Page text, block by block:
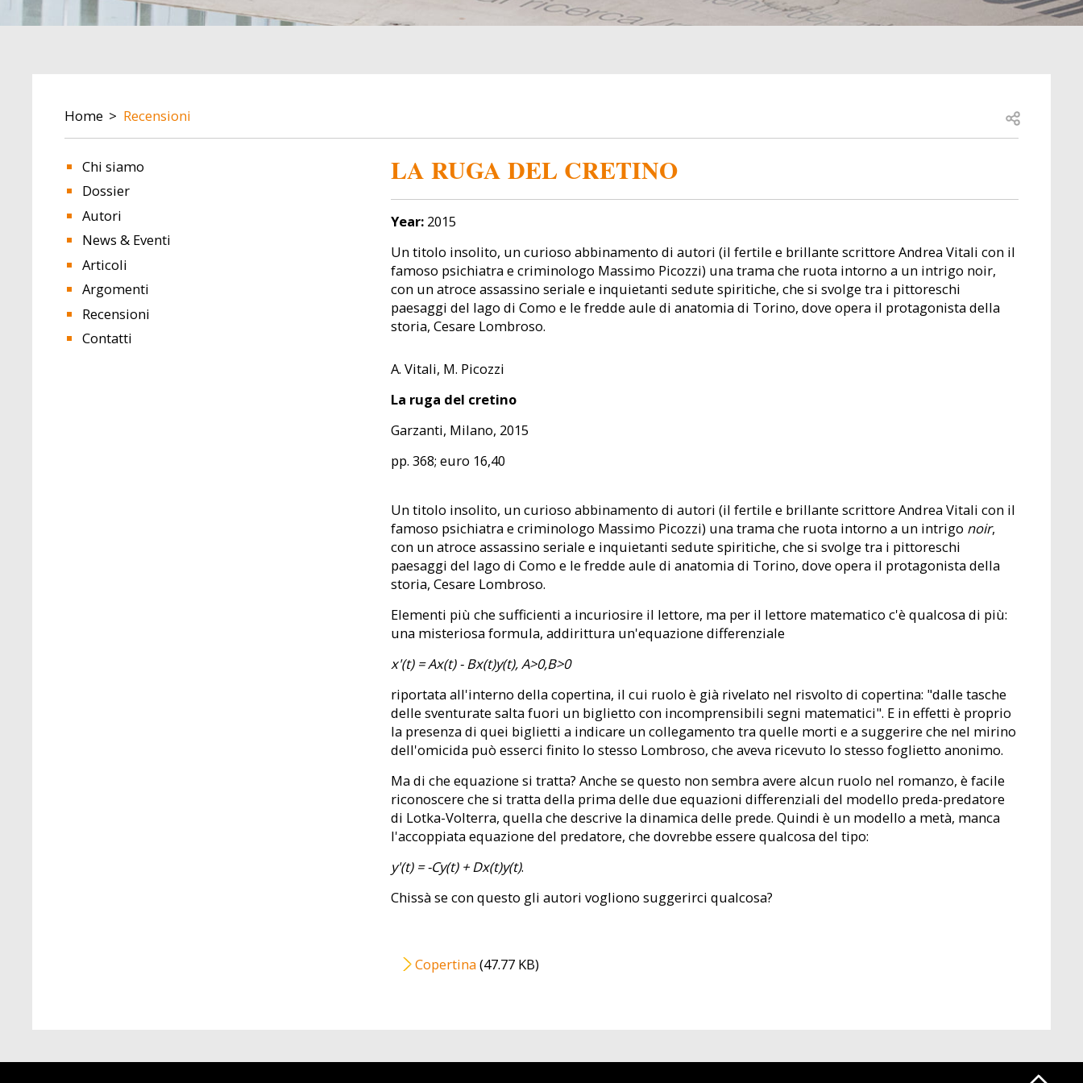
BREADCRUMB
Home Recensioni Open share
Chi siamo
Dossier
Autori
News & Eventi
Articoli
Argomenti
Recensioni
Contatti
LA RUGA DEL CRETINO
Year:2015
Un titolo insolito, un curioso abbinamento di autori (il fertile e brillante scrittore Andrea Vitali con il
famoso psichiatra e criminologo Massimo Picozzi) una trama che ruota intorno a un intrigo noir,
con un atroce assassino seriale e inquietanti sedute spiritiche, che si svolge tra i pittoreschi
paesaggi del lago di Como e le fredde aule di anatomia di Torino, dove opera il protagonista della
storia, Cesare Lombroso.
A. Vitali, M. Picozzi
La ruga del cretino
Garzanti, Milano, 2015
pp. 368; euro 16,40
Un titolo insolito, un curioso abbinamento di autori (il fertile e brillante scrittore Andrea Vitali con il
famoso psichiatra e criminologo Massimo Picozzi) una trama che ruota intorno a un intrigo noir,
con un atroce assassino seriale e inquietanti sedute spiritiche, che si svolge tra i pittoreschi
paesaggi del lago di Como e le fredde aule di anatomia di Torino, dove opera il protagonista della
storia, Cesare Lombroso.
Elementi più che sufficienti a incuriosire il lettore, ma per il lettore matematico c'è qualcosa di più:
una misteriosa formula, addirittura un'equazione differenziale
x'(t) = Ax(t) - Bx(t)y(t), A>0,B>0
riportata all'interno della copertina, il cui ruolo è già rivelato nel risvolto di copertina: "dalle tasche
delle sventurate salta fuori un biglietto con incomprensibili segni matematici". E in effetti è proprio
la presenza di quei biglietti a indicare un collegamento tra quelle morti e a suggerire che nel mirino
dell'omicida può esserci finito lo stesso Lombroso, che aveva ricevuto lo stesso foglietto anonimo.
Ma di che equazione si tratta? Anche se questo non sembra avere alcun ruolo nel romanzo, è facile
riconoscere che si tratta della prima delle due equazioni differenziali del modello preda-predatore
di Lotka-Volterra, quella che descrive la dinamica delle prede. Quindi è un modello a metà, manca
l'accoppiata equazione del predatore, che dovrebbe essere qualcosa del tipo:
y'(t) = -Cy(t) + Dx(t)y(t).
Chissà se con questo gli autori vogliono suggerirci qualcosa?
File
Copertina(47.77 KB)